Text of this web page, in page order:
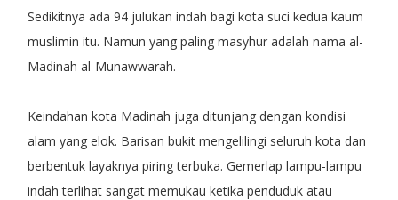
Sedikitnya ada 94 julukan indah bagi kota suci kedua kaum
muslimin itu. Namun yang paling masyhur adalah nama al-
Madinah al-Munawwarah.
Keindahan kota Madinah juga ditunjang dengan kondisi
alam yang elok. Barisan bukit mengelilingi seluruh kota dan
berbentuk layaknya piring terbuka. Gemerlap lampu-lampu
indah terlihat sangat memukau ketika penduduk atau